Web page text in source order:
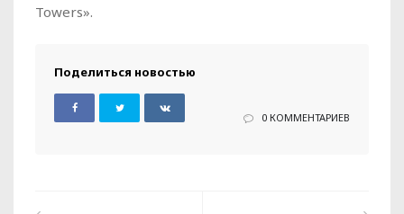
Towers».
Поделиться новостью
0 КОММЕНТАРИЕВ